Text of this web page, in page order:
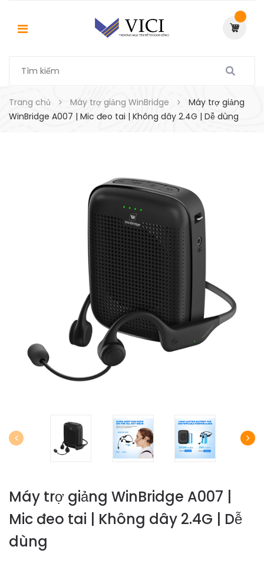
Trang chủ Máy trợ giảng WinBridge
Máy trợ giảng
WinBridge A007 | Mic đeo tai | Không dây 2.4G | Dễ dùng
Máy trợ giảng WinBridge A007 |
Mic đeo tai | Không dây 2.4G | Dễ
dùng